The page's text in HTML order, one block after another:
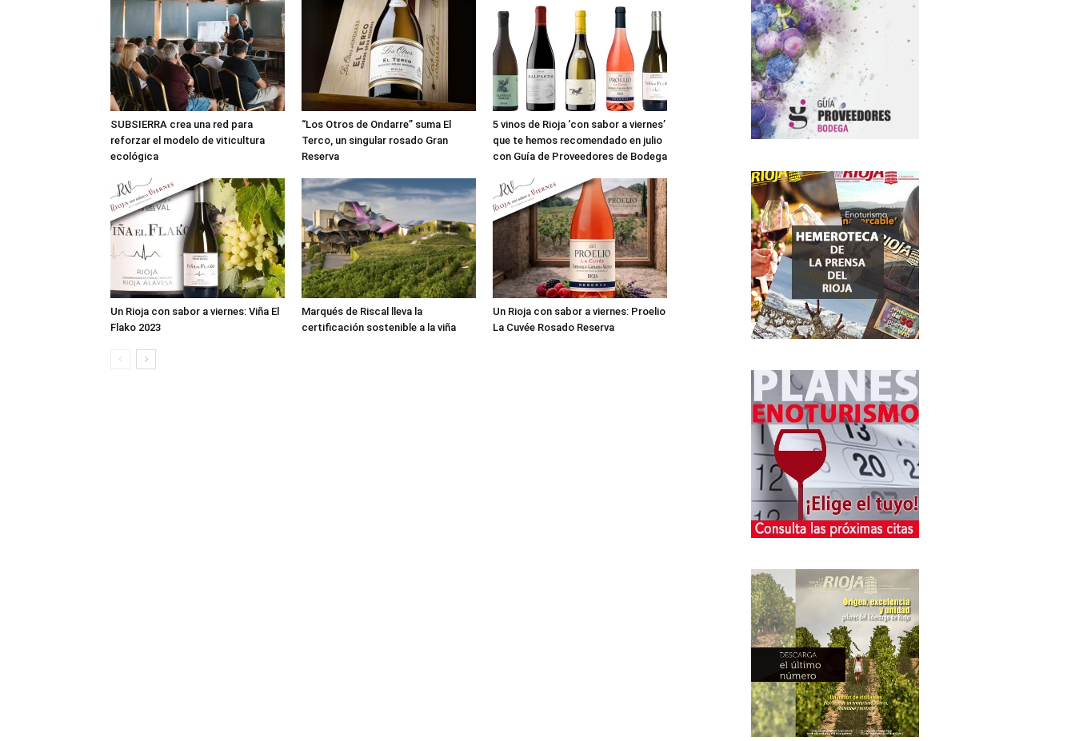
SUBSIERRA crea una red para
reforzar el modelo de viticultura
ecológica
“Los Otros de Ondarre” suma El
Terco, un singular rosado Gran
Reserva
5 vinos de Rioja ‘con sabor a viernes’
que te hemos recomendado en julio
con Guía de Proveedores de Bodega
Un Rioja con sabor a viernes: Viña El
Flako 2023
Marqués de Riscal lleva la
certificación sostenible a la viña
Un Rioja con sabor a viernes: Proelio
La Cuvée Rosado Reserva